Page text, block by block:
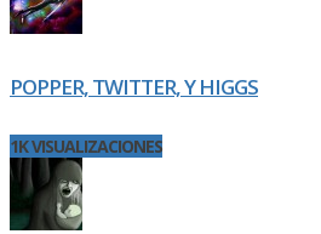
POPPER, TWITTER, Y HIGGS
1K VISUALIZACIONES